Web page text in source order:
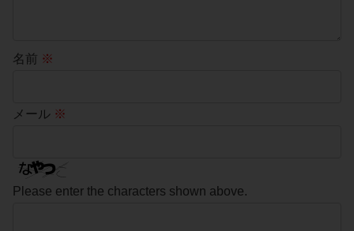
名前 ※
メール ※
Please enter the characters shown above.